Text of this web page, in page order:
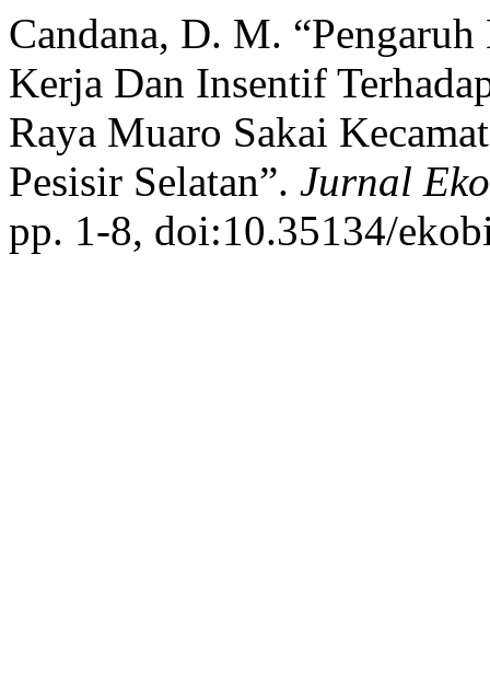
Candana, D. M.
Kerja Dan Insentif
Raya Muaro Sakai
Pesisir Selatan”. Jurnal
pp. 1-8, doi:10.35134/